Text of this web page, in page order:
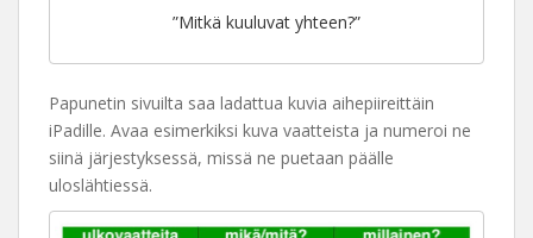
”Mitkä kuuluvat yhteen?”
Papunetin sivuilta saa ladattua kuvia aihepiireittäin
iPadille. Avaa esimerkiksi kuva vaatteista ja numeroi ne
siinä järjestyksessä, missä ne puetaan päälle
uloslähtiessä.